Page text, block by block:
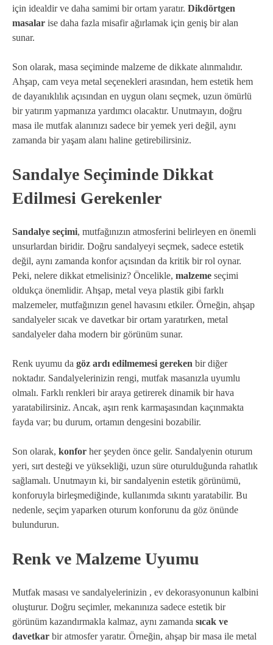
için idealdir ve daha samimi bir ortam yaratır. Dikdörtgen
masalar ise daha fazla misafir ağırlamak için geniş bir alan
sunar.
Son olarak, masa seçiminde malzeme de dikkate alınmalıdır.
Ahşap, cam veya metal seçenekleri arasından, hem estetik hem
de dayanıklılık açısından en uygun olanı seçmek, uzun ömürlü
bir yatırım yapmanıza yardımcı olacaktır. Unutmayın, doğru
masa ile mutfak alanınızı sadece bir yemek yeri değil, aynı
zamanda bir yaşam alanı haline getirebilirsiniz.
Sandalye Seçiminde Dikkat
Edilmesi Gerekenler
Sandalye seçimi, mutfağınızın atmosferini belirleyen en önemli
unsurlardan biridir. Doğru sandalyeyi seçmek, sadece estetik
değil, aynı zamanda konfor açısından da kritik bir rol oynar.
Peki, nelere dikkat etmelisiniz? Öncelikle, malzeme seçimi
oldukça önemlidir. Ahşap, metal veya plastik gibi farklı
malzemeler, mutfağınızın genel havasını etkiler. Örneğin, ahşap
sandalyeler sıcak ve davetkar bir ortam yaratırken, metal
sandalyeler daha modern bir görünüm sunar.
Renk uyumu da göz ardı edilmemesi gereken bir diğer
noktadır. Sandalyelerinizin rengi, mutfak masanızla uyumlu
olmalı. Farklı renkleri bir araya getirerek dinamik bir hava
yaratabilirsiniz. Ancak, aşırı renk karmaşasından kaçınmakta
fayda var; bu durum, ortamın dengesini bozabilir.
Son olarak, konfor her şeyden önce gelir. Sandalyenin oturum
yeri, sırt desteği ve yüksekliği, uzun süre oturulduğunda rahatlık
sağlamalı. Unutmayın ki, bir sandalyenin estetik görünümü,
konforuyla birleşmediğinde, kullanımda sıkıntı yaratabilir. Bu
nedenle, seçim yaparken oturum konforunu da göz önünde
bulundurun.
Renk ve Malzeme Uyumu
Mutfak masası ve sandalyelerinizin , ev dekorasyonunun kalbini
oluşturur. Doğru seçimler, mekanınıza sadece estetik bir
görünüm kazandırmakla kalmaz, aynı zamanda sıcak ve
davetkar bir atmosfer yaratır. Örneğin, ahşap bir masa ile metal